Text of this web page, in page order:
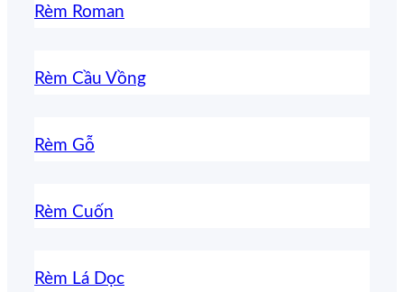
Rèm Roman
Rèm Cầu Vồng
Rèm Gỗ
Rèm Cuốn
Rèm Lá Dọc